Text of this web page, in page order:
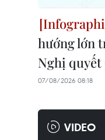
hướng lớn
Nghị quyết
07/08/2026 08:18
VIDEO